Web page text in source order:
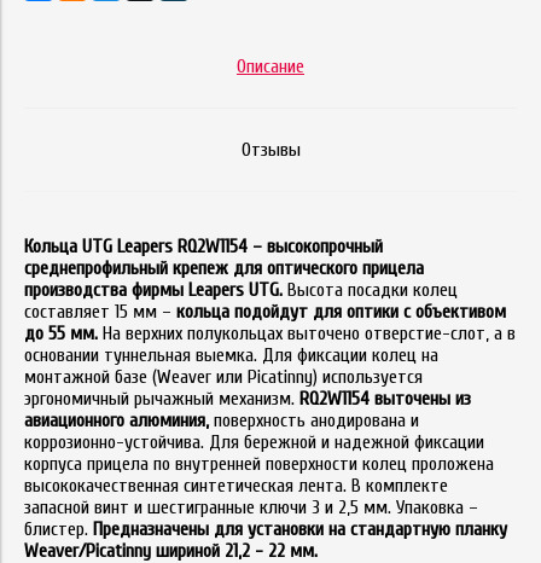
Описание
Отзывы
Кольца UTG Leapers RQ2W1154 – высокопрочный
среднепрофильный крепеж для оптического прицела
производства фирмы Leapers UTG. Высота посадки колец
составляет 15 мм – кольца подойдут для оптики с объективом
до 55 мм. На верхних полукольцах выточено отверстие-слот, а в
основании туннельная выемка. Для фиксации колец на
монтажной базе (Weaver или Picatinny) используется
эргономичный рычажный механизм. RQ2W1154 выточены из
авиационного алюминия,поверхность анодирована и
коррозионно-устойчива. Для бережной и надежной фиксации
корпуса прицела по внутренней поверхности колец проложена
высококачественная синтетическая лента. В комплекте
запасной винт и шестигранные ключи 3 и 2,5 мм. Упаковка –
блистер. Предназначены для установки на стандартную планку
Weaver/Picatinny шириной 21,2 - 22 мм.